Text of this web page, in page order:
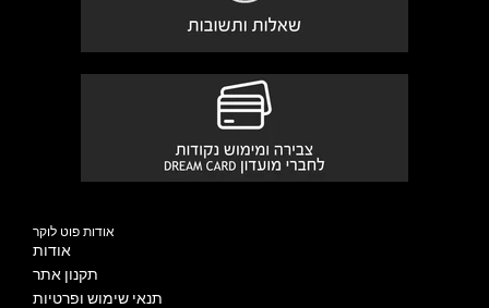
אודות פוט לוקר
אודות
תקנון אתר
תנאי שימוש ופרטיות